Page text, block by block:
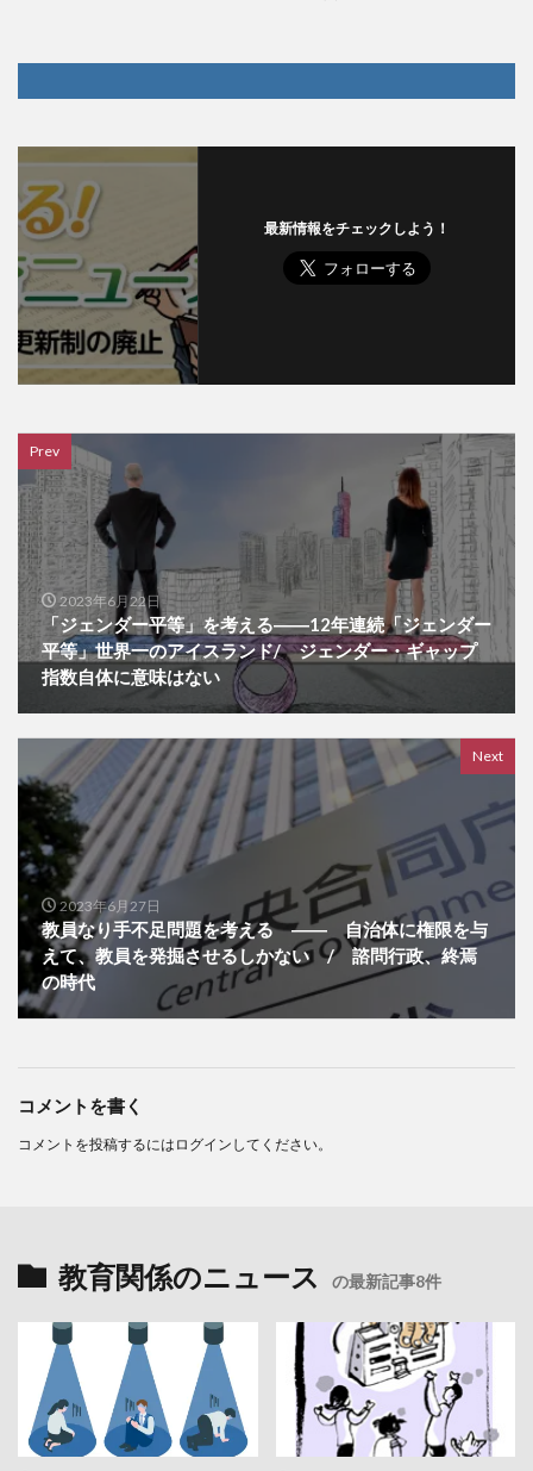
最新情報をチェックしよう！
Prev
2023年6月22日
「ジェンダー平等」を考える――12年連続「ジェンダー
平等」世界一のアイスランド/ ジェンダー・ギャップ
指数自体に意味はない
Next
2023年6月27日
教員なり手不足問題を考える ―― 自治体に権限を与
えて、教員を発掘させるしかない / 諮問行政、終焉
の時代
コメントを書く
コメントを投稿するには ログイン してください。
教育関係のニュース の最新記事8件